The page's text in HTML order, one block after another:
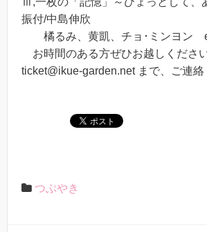
振付/中島伸欣
橘るみ、黄凱、チョ･ミンヨン
お時間のある方ぜひお越しくださ
ticket@ikue-garden.net まで、ご連絡
つぶやき